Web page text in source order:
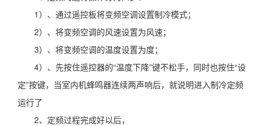
1）、通过遥控板将变频空调设置制冷模式；
2）、将变频空调的风速设置为风速；
3）、将变频空调的温度设置为度；
4）、先按住遥控器的“温度下降”键不松手，同时也按住“设
定”按键，当室内机蜂鸣器连续两声响后，就说明进入制冷定频
运行了
2、定频过程完成好以后，